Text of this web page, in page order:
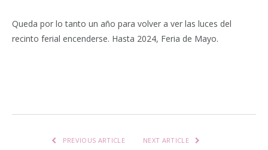
Queda por lo tanto un año para volver a ver las luces del
recinto ferial encenderse. Hasta 2024, Feria de Mayo.
PREVIOUS ARTICLE NEXT ARTICLE